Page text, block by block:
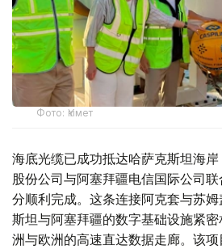
Фото: Үкімет
海底光缆已成功抵达哈萨克斯坦海
股份公司与阿塞拜疆电信国际公司
分顺利完成。这条连接阿克套与苏
斯坦与阿塞拜疆的数字基础设施紧
洲与欧洲的高速直达数据走廊。该